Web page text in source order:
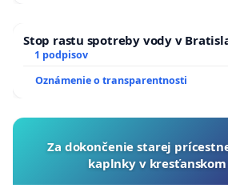
Zb. o petičnom práve v znení
predpisov.
Podpisom prehlasujem, že mám
osobných údajov pre účely tejto
Stop rastu spotreby vody v
1 podpisov
Oznámenie o transparentnosti
Za dokončenie starej
kaplnky v